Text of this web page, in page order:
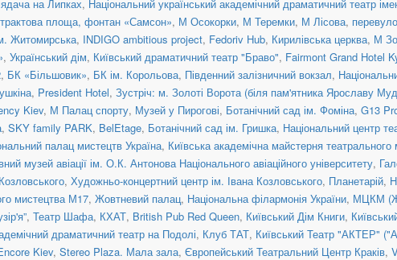
на Липках, Національний український академічний драматичний театр
площа, фонтан «Самсон», М Осокорки, М Теремки, М Лісова,
Житомирська, INDIGO ambitious project, Fedoriv Hub, Кирилівська церква, М
, Український дім, Київський драматичний театр "Браво", Fairmont Grand Hotel
, БК «Більшовик», БК ім. Корольова, Південний залізничний вокзал,
, President Hotel, Зустріч: м. Золоті Ворота (біля пам'ятника Ярославу
Kiev, М Палац спорту, Музей у Пирогові, Ботанічний сад ім. Фоміна, G13
, SKY family PARK, BelEtage, Ботанічний сад ім. Гришка, Національний центр
палац мистецтв Україна, Київська академічна майстерня театрального
музей авіації ім. О.К. Антонова Національного авіаційного університету,
, Художньо-концертний центр ім. Івана Козловського, Планетарій,
мистецтва М17, Жовтневий палац, Національна філармонія України, МЦКМ
, Театр Шафа, КХАТ, British Pub Red Queen, Київський Дім Книги,
драматичний театр на Подолі, Клуб ТАТ, Київський Театр "АКТЕР"
Kiev, Stereo Plaza. Мала зала, Європейський Театральний Центр Краків,